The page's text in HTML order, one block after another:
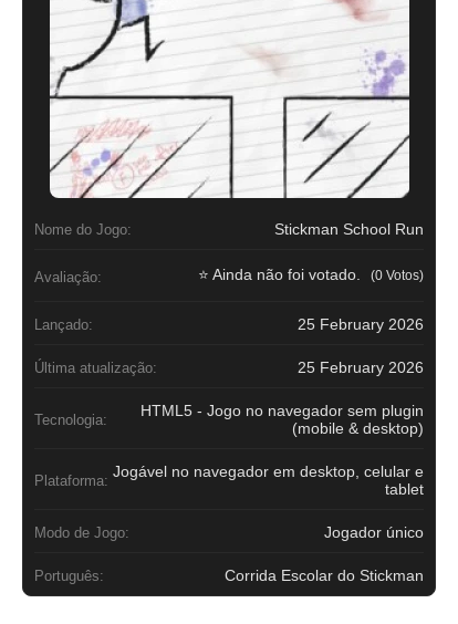
Nome do Jogo: Stickman School Run
Avaliação: ⭐ Ainda não foi votado. (0 Votos)
Lançado: 25 February 2026
Última atualização: 25 February 2026
Tecnologia:
HTML5 - Jogo no navegador sem plugin
(mobile & desktop)
Plataforma: Jogável no navegador em desktop, celular e
tablet
Modo de Jogo: Jogador único
Português: Corrida Escolar do Stickman